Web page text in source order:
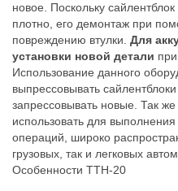
новое. Поскольку
плотно, его демонтаж при
повреждению втулки. Для
установки новой детали
Использование данного
выпрессовывать
запрессовывать новые. Так
использовать для
операций, широко
грузовых, так и легковых
Особенности ТТН-20